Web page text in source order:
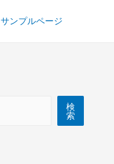
サンプルページ
検
索